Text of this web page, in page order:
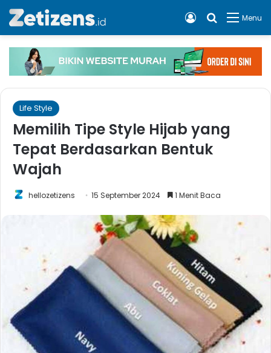
Menu
Cari apa,
Log In
Life Style
Memilih Tipe Style Hijab yang
Tepat Berdasarkan Bentuk
Wajah
hellozetizens 15 September 2024 1 Menit Baca